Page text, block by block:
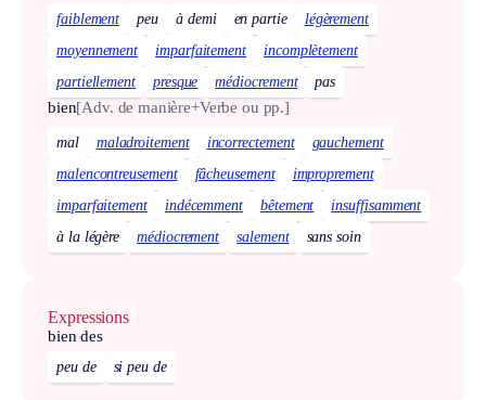
faiblement peu à demi en partie
légèrement
moyennement
imparfaitement
incomplètement
partiellement
presque médiocrement pas
bien[Adv. de manière+Verbe ou pp.]
mal maladroitement incorrectement
gauchement
malencontreusement
fâcheusement
improprement
imparfaitement
indécemment bêtement
insuffisamment
à la légère
médiocrement salement sans soin
Expressions
bien des
peu de si peu de